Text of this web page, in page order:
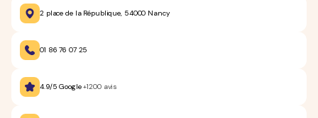
2 place de la République, 54000 Nancy
01 86 76 07 25
4.9/5 Google+1200 avis